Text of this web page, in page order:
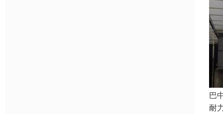
巴
耐